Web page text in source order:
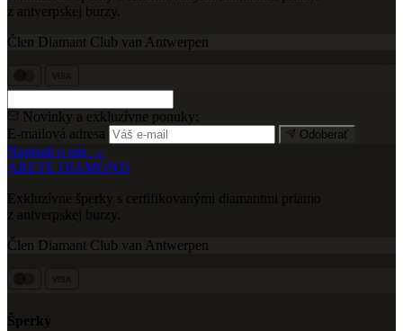
z antverpskej burzy.
Člen Diamant Club van Antwerpen
Novinky a exkluzívne ponuky:
E-mailová adresa
Odoberať
Napísali o nás →
ARETE DIAMOND
Exkluzívne šperky s certifikovanými diamantmi priamo
z antverpskej burzy.
Člen Diamant Club van Antwerpen
Šperky